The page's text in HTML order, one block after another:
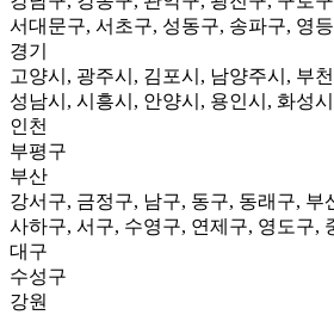
서대문구, 서초구, 성동구, 송파구, 영
경기
고양시, 광주시, 김포시, 남양주시, 부
성남시, 시흥시, 안양시, 용인시, 화성시
인천
부평구
부산
강서구, 금정구, 남구, 동구, 동래구, 부
사하구, 서구, 수영구, 연제구, 영도구,
대구
수성구
강원